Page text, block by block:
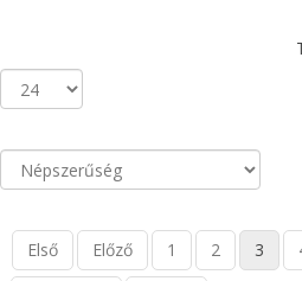
Első Előző 1 2 3